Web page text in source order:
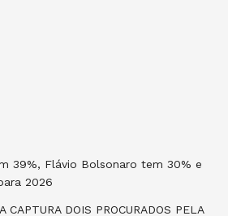
39%, Flávio Bolsonaro tem 30% e
2026
CAPTURA DOIS PROCURADOS PELA